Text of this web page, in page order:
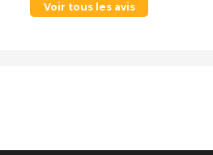
Voir tous les avis